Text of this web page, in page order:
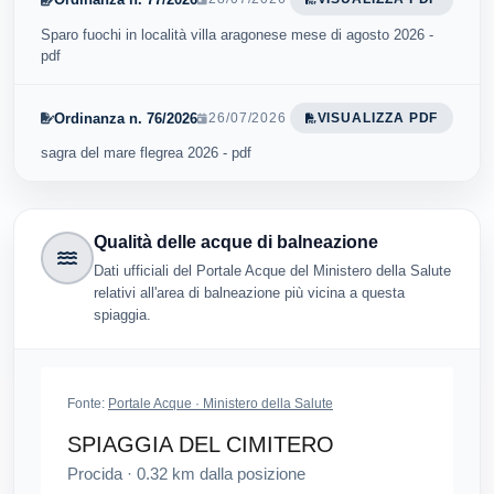
Sparo fuochi in località villa aragonese mese di agosto 2026 -
pdf
Ordinanza n. 76/2026 26/07/2026 VISUALIZZA PDF
sagra del mare flegrea 2026 - pdf
Qualità delle acque di balneazione
Dati ufficiali del Portale Acque del Ministero della Salute
relativi all'area di balneazione più vicina a questa
spiaggia.
Fonte: Portale Acque · Ministero della Salute
SPIAGGIA DEL CIMITERO
Procida · 0.32 km dalla posizione